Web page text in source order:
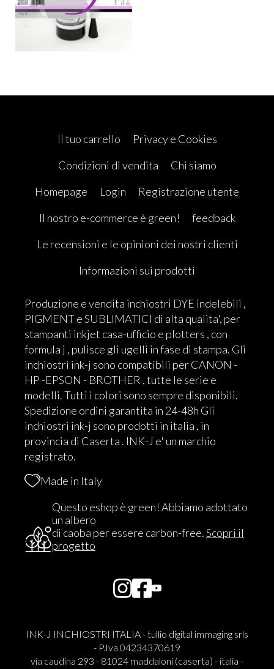
Il tuo carrello
Privacy e Cookies
Condizioni di vendita
Chi siamo
Homepage
Login
Registrazione utente
Il nostro e-commerce è green!
feedback
Le recensioni e le opinioni dei nostri clienti
Informazioni sui prodotti
Produzione e vendita inchiostri DYE indelebili ,
PIGMENT e SUBLIMATICI di alta qualita', per
stampanti inkjet casa-ufficio e plotters , con
formula j , pulisce gli ugelli in fase di stampa. Gli
inchiostri ink-j sono compatibili per CANON -
HP -EPSON - BROTHER , tutte le serie e
modelli. Tutti i colori sono sempre disponibili.
Spedizione ordini garantita in 24-48h Gli
inchiostri ink-j sono prodotti in italia , in
provincia di Caserta . INK-J e' un marchio
registrato.
Made in Italy
Questo eshop è green! Abbiamo adottato
un albero
di caoba per essere carbon-free.Scopri il
progetto
INK-J INCHIOSTRI ITALIA - tullio digital immaging srls
- P.Iva 04234370619
via caudina 293 - 81024 maddaloni (caserta) - italia -